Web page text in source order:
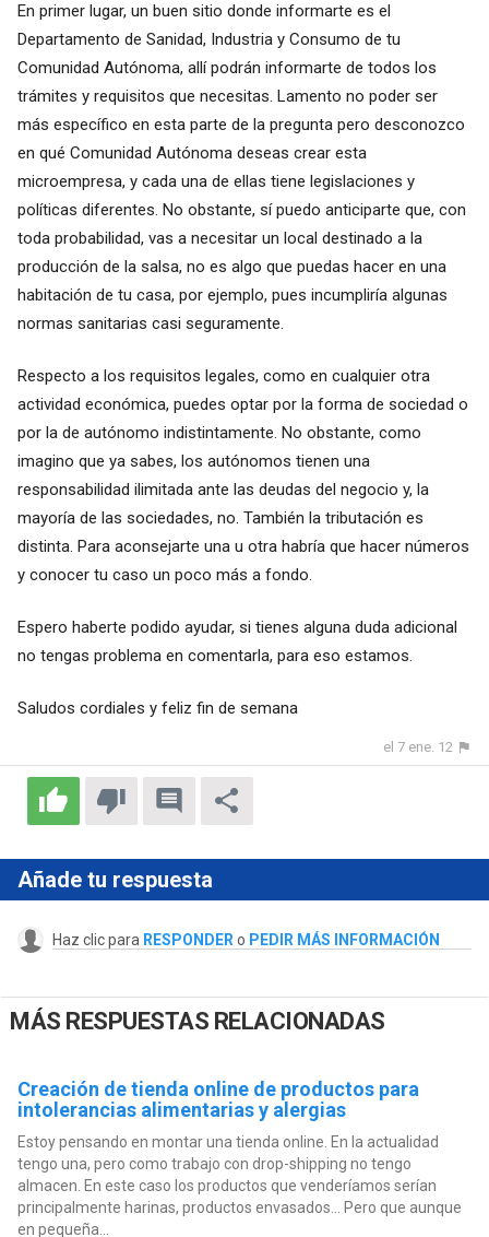
En primer lugar, un buen sitio donde informarte es el
Departamento de Sanidad, Industria y Consumo de tu
Comunidad Autónoma, allí podrán informarte de todos los
trámites y requisitos que necesitas. Lamento no poder ser
más específico en esta parte de la pregunta pero desconozco
en qué Comunidad Autónoma deseas crear esta
microempresa, y cada una de ellas tiene legislaciones y
políticas diferentes. No obstante, sí puedo anticiparte que, con
toda probabilidad, vas a necesitar un local destinado a la
producción de la salsa, no es algo que puedas hacer en una
habitación de tu casa, por ejemplo, pues incumpliría algunas
normas sanitarias casi seguramente.
Respecto a los requisitos legales, como en cualquier otra
actividad económica, puedes optar por la forma de sociedad o
por la de autónomo indistintamente. No obstante, como
imagino que ya sabes, los autónomos tienen una
responsabilidad ilimitada ante las deudas del negocio y, la
mayoría de las sociedades, no. También la tributación es
distinta. Para aconsejarte una u otra habría que hacer números
y conocer tu caso un poco más a fondo.
Espero haberte podido ayudar, si tienes alguna duda adicional
no tengas problema en comentarla, para eso estamos.
Saludos cordiales y feliz fin de semana
el 7 ene. 12
Añade tu respuesta
Haz clic para RESPONDER o PEDIR MÁS INFORMACIÓN
MÁS RESPUESTAS RELACIONADAS
Creación de tienda online de productos para
intolerancias alimentarias y alergias
Estoy pensando en montar una tienda online. En la actualidad
tengo una, pero como trabajo con drop-shipping no tengo
almacen. En este caso los productos que venderíamos serían
principalmente harinas, productos envasados... Pero que aunque
en pequeña...